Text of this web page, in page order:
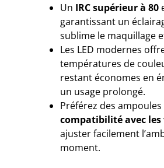
Un IRC supérieur à 80
garantissant un
sublime le maquillage
Les LED modernes
températures de
restant économes en
un usage prolongé.
Préférez des ampoules
compatibilité avec
ajuster facilement
moment.